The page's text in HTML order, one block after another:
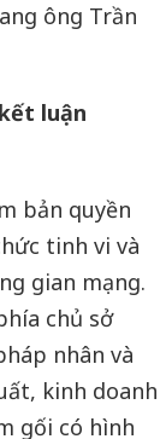
ông Trần
luận
bản quyền
tinh vi và
gian mạng.
chủ sở
nhân và
kinh doanh
gối có hình